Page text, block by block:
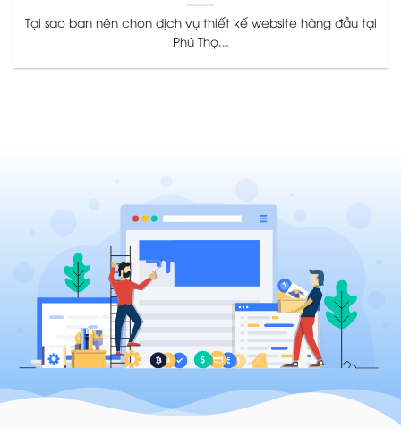
Tại sao bạn nên chọn dịch vụ thiết kế website hàng đầu tại
Phú Thọ...